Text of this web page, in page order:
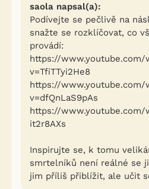
saola napsal(a):
Podívejte se pečlivě na
snažte se rozklíčovat, co
provádí:
https://www.youtube.com/
v=TfiTTyi2He8
https://www.youtube.com/
v=dfQnLaS9pAs
https://www.youtube.com/
it2r8AXs
Inspirujte se, k tomu
smrtelníků není reálné se
jim příliš přiblížit, ale učit